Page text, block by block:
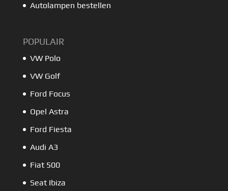
Autolampen bestellen
POPULAIR
VW Polo
VW Golf
Ford Focus
Opel Astra
Ford Fiesta
Audi A3
Fiat 500
Seat Ibiza